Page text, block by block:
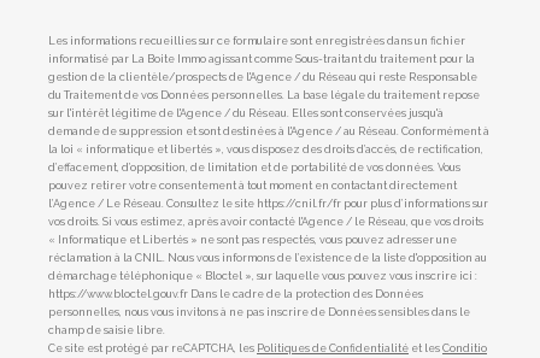
Les informations recueillies sur ce formulaire sont enregistrées dans un fichier
informatisé par La Boite Immo agissant comme Sous-traitant du traitement pour la
gestion de la clientèle/prospects de l'Agence / du Réseau qui reste Responsable
du Traitement de vos Données personnelles. La base légale du traitement repose
sur l'intérêt légitime de l'Agence / du Réseau. Elles sont conservées jusqu'à
demande de suppression et sont destinées à l'Agence / au Réseau. Conformément à
la loi « informatique et libertés », vous disposez des droits d’accès, de rectification,
d’effacement, d’opposition, de limitation et de portabilité de vos données. Vous
pouvez retirer votre consentement à tout moment en contactant directement
l’Agence / Le Réseau. Consultez le site https://cnil.fr/fr pour plus d’informations sur
vos droits. Si vous estimez, après avoir contacté l'Agence / le Réseau, que vos droits
« Informatique et Libertés » ne sont pas respectés, vous pouvez adresser une
réclamation à la CNIL. Nous vous informons de l’existence de la liste d'opposition au
démarchage téléphonique « Bloctel », sur laquelle vous pouvez vous inscrire ici :
https://www.bloctel.gouv.fr Dans le cadre de la protection des Données
personnelles, nous vous invitons à ne pas inscrire de Données sensibles dans le
champ de saisie libre.
Ce site est protégé par reCAPTCHA, les Politiques de Confidentialité et les Conditio